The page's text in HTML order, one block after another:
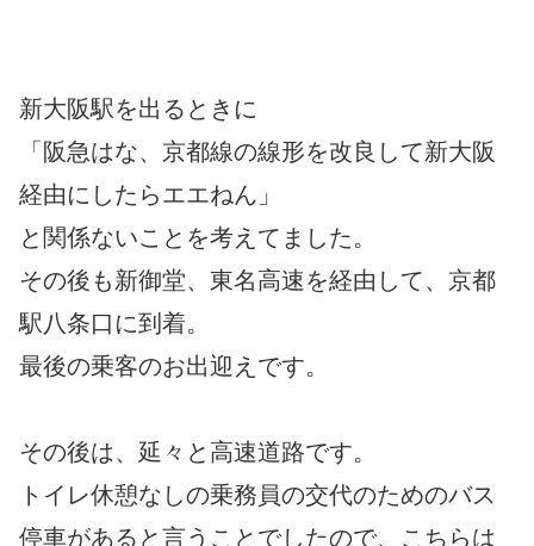
新大阪駅を出るときに
「阪急はな、京都線の線形を改良して新大阪
経由にしたらエエねん」
と関係ないことを考えてました。
その後も新御堂、東名高速を経由して、京都
駅八条口に到着。
最後の乗客のお出迎えです。
その後は、延々と高速道路です。
トイレ休憩なしの乗務員の交代のためのバス
停車があると言うことでしたので、こちらは